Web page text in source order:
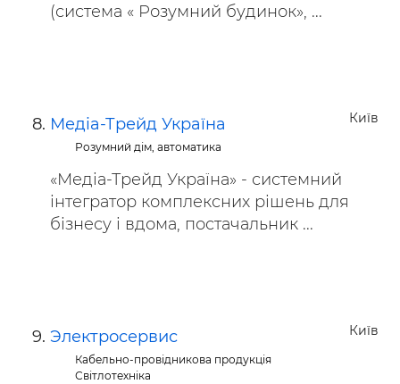
(система « Розумний будинок», ...
Київ
Медіа-Трейд Україна
Розумний дім, автоматика
«Медіа-Трейд Україна» - системний
інтегратор комплексних рішень для
бізнесу і вдома, постачальник ...
Київ
Электросервис
Кабельно-провідникова продукція
Світлотехніка